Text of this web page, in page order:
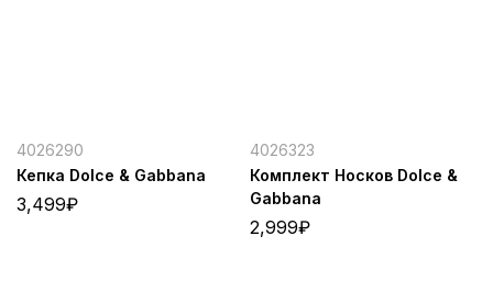
4026290
Кепка Dolce & Gabbana
3,499₽
4026323
Комплект Носков Dolce &
Gabbana
2,999₽